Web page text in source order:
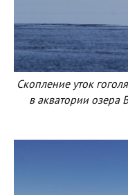
Скопление уток
в акватории озера